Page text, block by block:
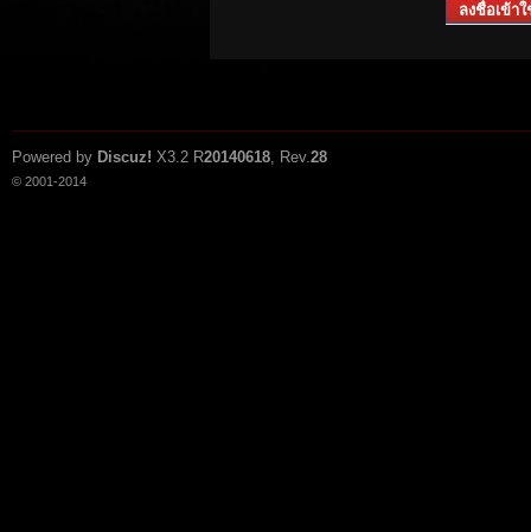
ลงชื่อเข้าใ
Powered by Discuz! X3.2 R20140618, Rev.28
© 2001-2014